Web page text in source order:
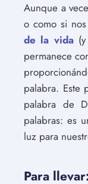
Aunque a
o como si
de la vida(y
permanece
palabra. Este
palabra de
palabras: es
luz para
Para